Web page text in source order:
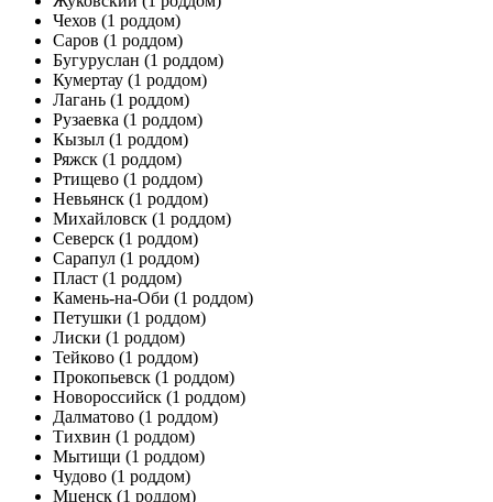
Чехов (1 роддом)
Саров (1 роддом)
Бугуруслан (1 роддом)
Кумертау (1 роддом)
Лагань (1 роддом)
Рузаевка (1 роддом)
Кызыл (1 роддом)
Ряжск (1 роддом)
Ртищево (1 роддом)
Невьянск (1 роддом)
Михайловск (1 роддом)
Северск (1 роддом)
Сарапул (1 роддом)
Пласт (1 роддом)
Камень-на-Оби (1 роддом)
Петушки (1 роддом)
Лиски (1 роддом)
Тейково (1 роддом)
Прокопьевск (1 роддом)
Новороссийск (1 роддом)
Далматово (1 роддом)
Тихвин (1 роддом)
Мытищи (1 роддом)
Чудово (1 роддом)
Мценск (1 роддом)